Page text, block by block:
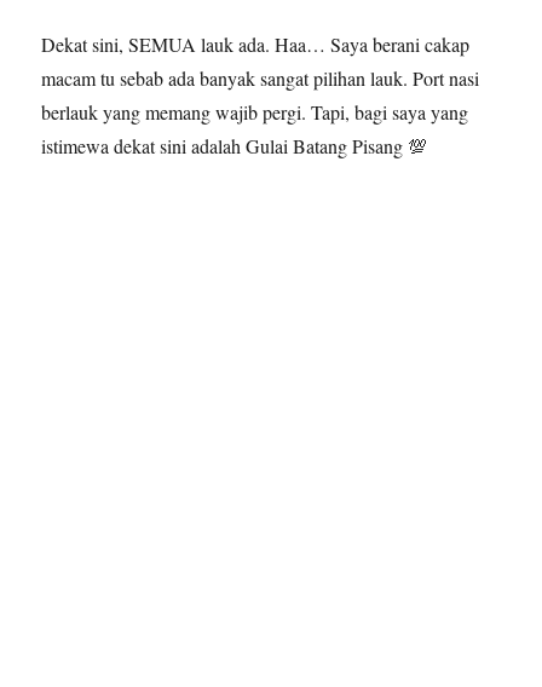
Dekat sini, SEMUA lauk ada. Haa… Saya berani cakap
macam tu sebab ada banyak sangat pilihan lauk. Port nasi
berlauk yang memang wajib pergi. Tapi, bagi saya yang
istimewa dekat sini adalah Gulai Batang Pisang 💯